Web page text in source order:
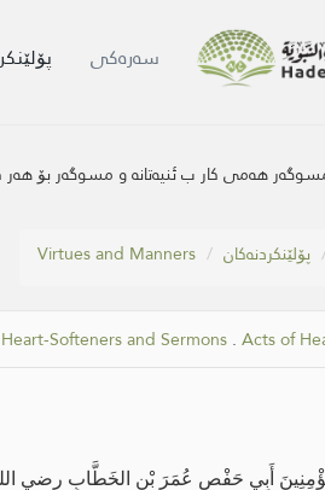
سه‌ره‌كی
هه‌می کار ب ئنیەتانە و مسوگه‌ر بۆ
پۆلێنکردنەکان Virtues and Manners
Heart-Softeners and Sermons . Acts of
أَبِي حَفْصٍ عُمَرَ بْنِ الخَطَّابِ رضي